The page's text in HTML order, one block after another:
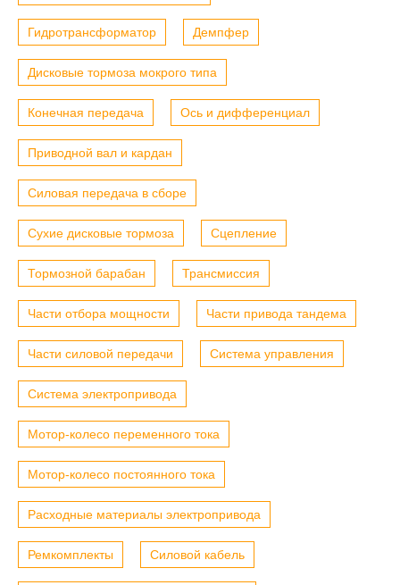
Гидротрансформатор Демпфер
Дисковые тормоза мокрого типа
Конечная передача Ось и дифференциал
Приводной вал и кардан
Силовая передача в сборе
Сухие дисковые тормоза Сцепление
Тормозной барабан Трансмиссия
Части отбора мощности Части привода тандема
Части силовой передачи Система управления
Система электропривода
Мотор-колесо переменного тока
Мотор-колесо постоянного тока
Расходные материалы электропривода
Ремкомплекты Силовой кабель